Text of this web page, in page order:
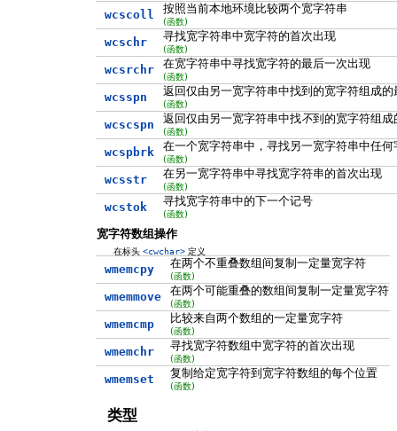
wcscoll 按照当前本地环境比较两个宽字符串
(函数)
wcschr 寻找宽字符串中宽字符的首次出现
(函数)
wcsrchr 在宽字符串中寻找宽字符的最后一次出现
(函数)
wcsspn 返回仅由另一宽字符串中找到的宽字符组成
(函数)
wcscspn 返回仅由另一宽字符串中找不到的宽字符组成
(函数)
wcspbrk 在一个宽字符串中，寻找另一宽字符串中任何
(函数)
wcsstr 在另一宽字符串中寻找宽字符串的首次出现
(函数)
wcstok 寻找宽字符串中的下一个记号
(函数)
宽字符数组操作
在标头<cwchar> 定义
wmemcpy 在两个不重叠数组间复制一定量宽字符
(函数)
wmemmove 在两个可能重叠的数组间复制一定量宽字符
(函数)
wmemcmp 比较来自两个数组的一定量宽字符
(函数)
wmemchr 寻找宽字符数组中宽字符的首次出现
(函数)
wmemset 复制给定宽字符到宽字符数组的每个位置
(函数)
类型